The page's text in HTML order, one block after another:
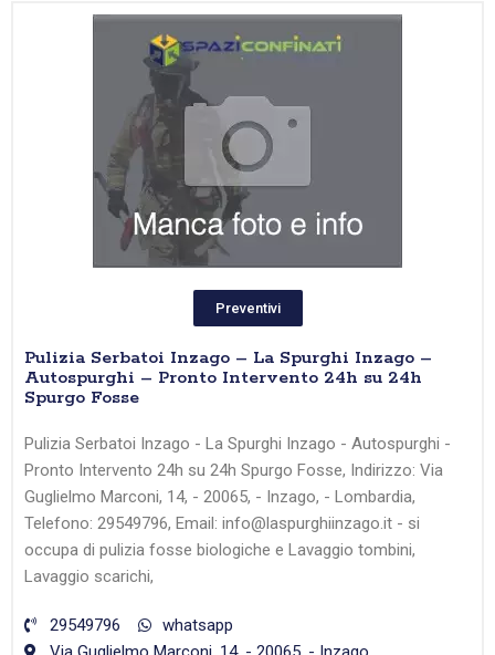
Preventivi
Pulizia Serbatoi Inzago – La Spurghi Inzago –
Autospurghi – Pronto Intervento 24h su 24h
Spurgo Fosse
Pulizia Serbatoi Inzago - La Spurghi Inzago - Autospurghi -
Pronto Intervento 24h su 24h Spurgo Fosse, Indirizzo: Via
Guglielmo Marconi, 14, - 20065, - Inzago, - Lombardia,
Telefono: 29549796, Email: info@laspurghiinzago.it - si
occupa di pulizia fosse biologiche e Lavaggio tombini,
Lavaggio scarichi,
29549796
whatsapp